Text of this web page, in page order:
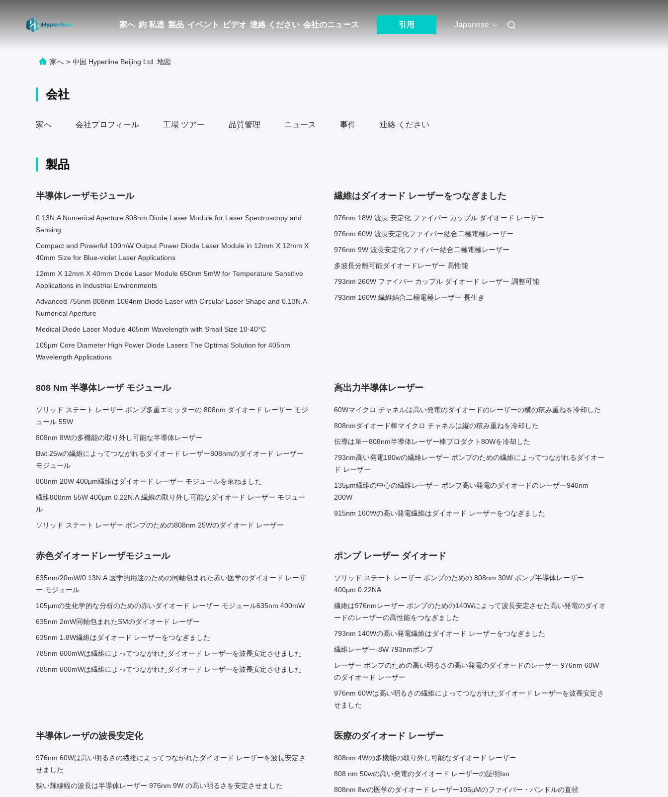
家へ 約 私達 製品 イベント ビデオ 連絡 ください 会社のニュース 引用 Japanese
家へ > 中国 Hyperline Beijing Ltd. 地図
会社
家へ 会社プロフィール 工場 ツアー 品質管理 ニュース 事件 連絡 ください
製品
半導体レーザモジュール
0.13N.A Numerical Aperture 808nm Diode Laser Module for Laser Spectroscopy and
Sensing
Compact and Powerful 100mW Output Power Diode Laser Module in 12mm X 12mm X
40mm Size for Blue-violet Laser Applications
12mm X 12mm X 40mm Diode Laser Module 650nm 5mW for Temperature Sensitive
Applications in Industrial Environments
Advanced 755nm 808nm 1064nm Diode Laser with Circular Laser Shape and 0.13N.A
Numerical Aperture
Medical Diode Laser Module 405nm Wavelength with Small Size 10-40°C
105µm Core Diameter High Power Diode Lasers The Optimal Solution for 405nm
Wavelength Applications
繊維はダイオード レーザーをつなぎました
976nm 18W 波長 安定化 ファイバー カップル ダイオード レーザー
976nm 60W 波長安定化ファイバー結合二極電極レーザー
976nm 9W 波長安定化ファイバー結合二極電極レーザー
多波長分離可能ダイオードレーザー 高性能
793nm 260W ファイバー カップル ダイオード レーザー 調整可能
793nm 160W 繊維結合二極電極レーザー 長生き
808 Nm 半導体レーザ モジュール
ソリッド ステート レーザー ポンプ多重エミッターの 808nm ダイオード レーザー モジ
ュール 55W
808nm 8Wの多機能の取り外し可能な半導体レーザー
Bwt 25wの繊維によってつながれるダイオード レーザー808nmのダイオード レーザー
モジュール
808nm 20W 400μm繊維はダイオード レーザー モジュールを束ねました
繊維808nm 55W 400µm 0.22N.A.繊維の取り外し可能なダイオード レーザー モジュー
ル
ソリッド ステート レーザー ポンプのための808nm 25Wのダイオード レーザー
高出力半導体レーザー
60Wマイクロ チャネルは高い発電のダイオードのレーザーの横の積み重ねを冷却した
808nmダイオード棒マイクロ チャネルは縦の積み重ねを冷却した
伝導は単一808nm半導体レーザー棒プロダクト80Wを冷却した
793nm高い発電180wの繊維レーザー ポンプのための繊維によってつながれるダイオー
ド レーザー
135μm繊維の中心の繊維レーザー ポンプ高い発電のダイオードのレーザー940nm
200W
915nm 160Wの高い発電繊維はダイオード レーザーをつなぎました
赤色ダイオードレーザモジュール
635nm/20mW/0.13N.A.医学的用途のための同軸包まれた赤い医学のダイオード レーザ
ー モジュール
105µmの生化学的な分析のための赤いダイオード レーザー モジュール635nm 400mW
635nm 2mW同軸包まれたSMのダイオード レーザー
635nm 1.8W繊維はダイオード レーザーをつなぎました
785nm 600mWは繊維によってつながれたダイオード レーザーを波長安定させました
785nm 600mWは繊維によってつながれたダイオード レーザーを波長安定させました
ポンプ レーザー ダイオード
ソリッド ステート レーザー ポンプのための 808nm 30W ポンプ半導体レーザー
400μm 0.22NA
繊維は976nmレーザー ポンプのための140Wによって波長安定させた高い発電のダイオ
ードのレーザーの高性能をつなぎました
793nm 140Wの高い発電繊維はダイオード レーザーをつなぎました
繊維レーザー-8W 793nmポンプ
レーザー ポンプのための高い明るさの高い発電のダイオードのレーザー 976nm 60W
のダイオード レーザー
976nm 60Wは高い明るさの繊維によってつながれたダイオード レーザーを波長安定さ
せました
半導体レーザの波長安定化
976nm 60Wは高い明るさの繊維によってつながれたダイオード レーザーを波長安定さ
せました
狭い輝線幅の波長は半導体レーザー 976nm 9W の高い明るさを安定させました
医療のダイオード レーザー
808nm 4Wの多機能の取り外し可能なダイオード レーザー
808 nm 50wの高い発電のダイオード レーザーの証明Iso
808nm 8wの医学のダイオード レーザー105µMのファイバー・バンドルの直径